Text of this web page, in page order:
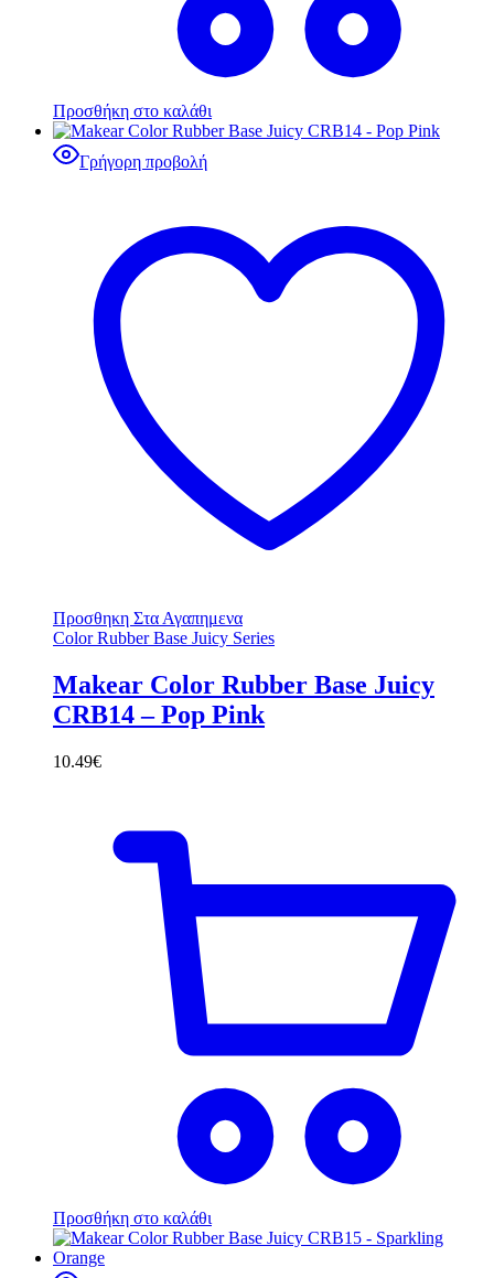
Προσθήκη στο καλάθι
Γρήγορη προβολή
Προσθηκη Στα Αγαπημενα
Color Rubber Base Juicy Series
Makear Color Rubber Base Juicy
CRB14 – Pop Pink
10.49€
Προσθήκη στο καλάθι